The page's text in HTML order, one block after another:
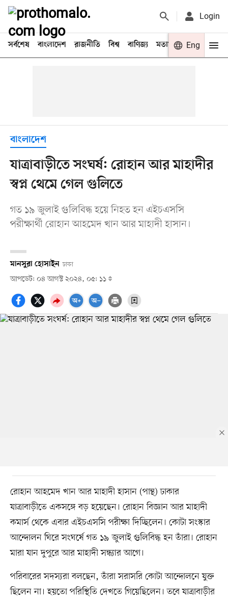
Login
সর্বশেষ বাংলাদেশ রাজনীতি বিশ্ব বাণিজ্য মতামত খেলা
Eng
বাংলাদেশ
যাত্রাবাড়ীতে সংঘর্ষ: রোহান আর মাহাদীর
স্বপ্ন থেমে গেল গুলিতে
গত ১৯ জুলাই গুলিবিদ্ধ হয়ে নিহত হন এইচএসসি
পরীক্ষার্থী রোহান আহমেদ খান আর মাহাদী হাসান।
মানসুরা হোসাইন ঢাকা
আপডেট: ০৪ আগস্ট ২০২৪, ০৫: ১১
রোহান আহমেদ খান আর মাহাদী হাসান (পান্থ) ঢাকার
যাত্রাবাড়ীতে একসঙ্গে বড় হয়েছেন। রোহান বিজ্ঞান আর মাহাদী
কমার্স থেকে এবার এইচএসসি পরীক্ষা দিচ্ছিলেন। কোটা সংস্কার
আন্দোলন ঘিরে সংঘর্ষে গত ১৯ জুলাই গুলিবিদ্ধ হন তাঁরা। রোহান
মারা যান দুপুরে আর মাহাদী সন্ধ্যার আগে।
পরিবারের সদস্যরা বলছেন, তাঁরা সরাসরি কোটা আন্দোলনে যুক্ত
ছিলেন না। হয়তো পরিস্থিতি দেখতে গিয়েছিলেন। তবে যাত্রাবাড়ীর